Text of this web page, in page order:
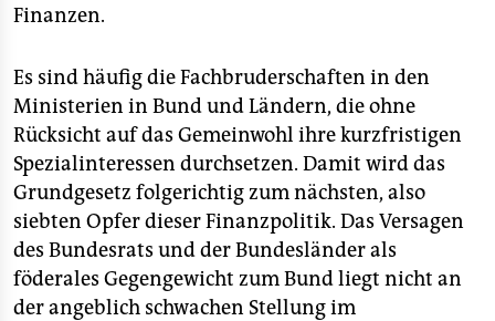
Finanzen.
Es sind häufig die Fachbruderschaften in den
Ministerien in Bund und Ländern, die ohne
Rücksicht auf das Gemeinwohl ihre kurzfristigen
Spezialinteressen durchsetzen. Damit wird das
Grundgesetz folgerichtig zum nächsten, also
siebten Opfer dieser Finanzpolitik. Das Versagen
des Bundesrats und der Bundesländer als
föderales Gegengewicht zum Bund liegt nicht an
der angeblich schwachen Stellung im